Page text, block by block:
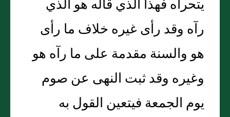
يتحراه فهذا الذي قاله هو الذي
رآه وقد رأى غيره خلاف ما رأى
هو والسنة مقدمة على ما رآه هو
وغيره وقد ثبت النهى عن صوم
يوم الجمعة فيتعين القول به